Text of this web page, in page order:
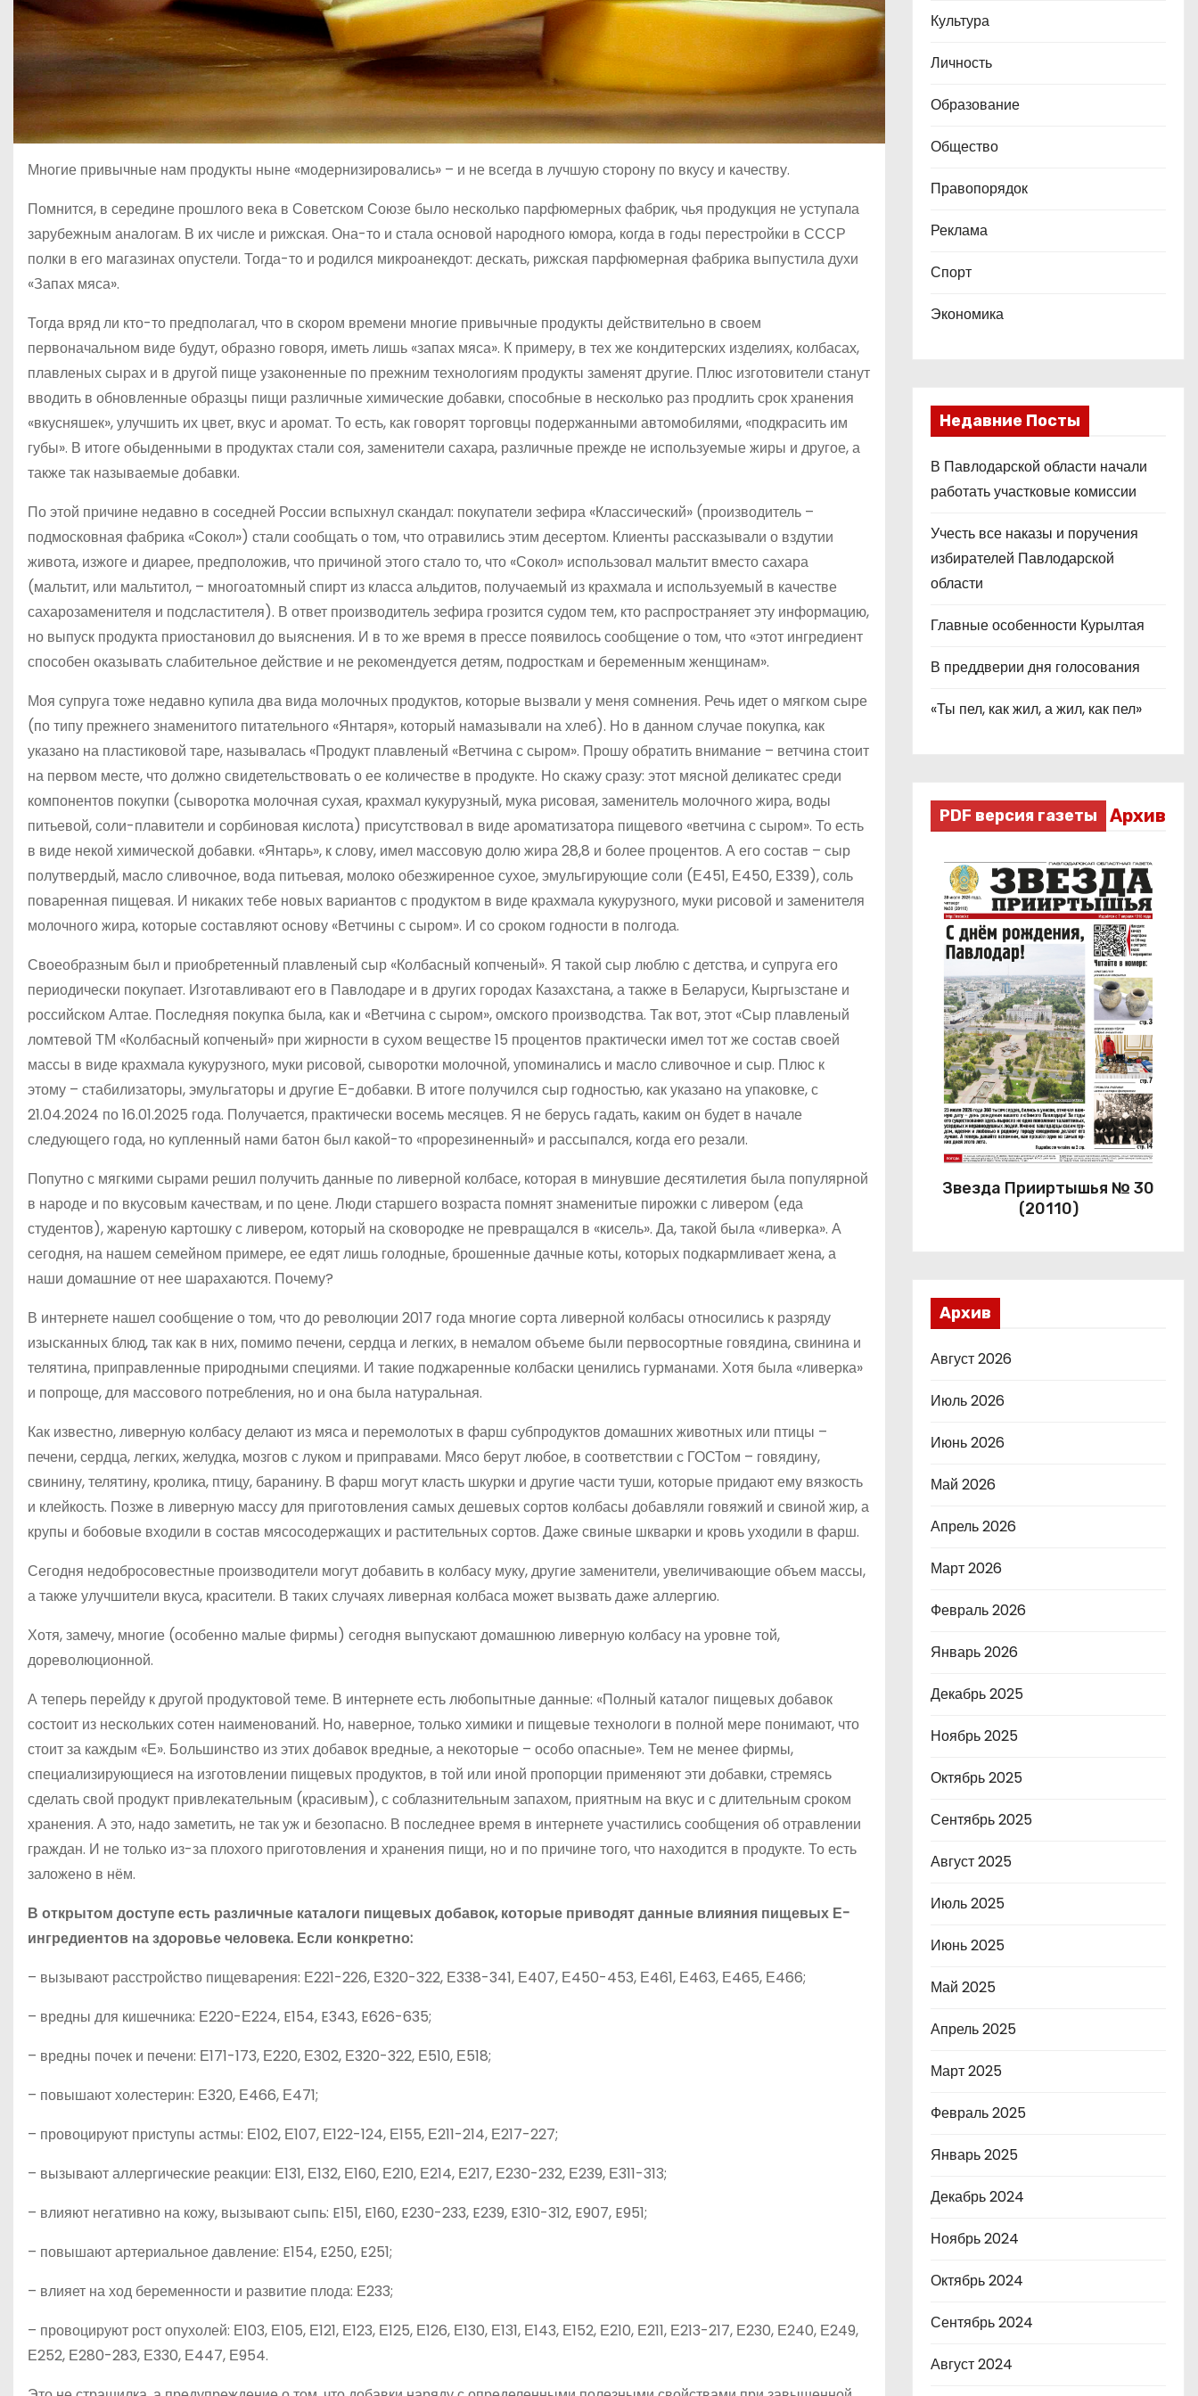
Многие привычные нам продукты ныне «модернизировались» – и не всегда в лучшую сторону по вкусу и качеству.
Помнится, в середине прошлого века в Советском Союзе было несколько парфюмерных фабрик, чья продукция не уступала
зарубежным аналогам. В их числе и рижская. Она-то и стала основой народного юмора, когда в годы перестройки в СССР
полки в его магазинах опустели. Тогда-то и родился микроанекдот: дескать, рижская парфюмерная фабрика выпустила духи
«Запах мяса».
Тогда вряд ли кто-то предполагал, что в скором времени многие привычные продукты действительно в своем
первоначальном виде будут, образно говоря, иметь лишь «запах мяса». К примеру, в тех же кондитерских изделиях, колбасах,
плавленых сырах и в другой пище узаконенные по прежним технологиям продукты заменят другие. Плюс изготовители станут
вводить в обновленные образцы пищи различные химические добавки, способные в несколько раз продлить срок хранения
«вкусняшек», улучшить их цвет, вкус и аромат. То есть, как говорят торговцы подержанными автомобилями, «подкрасить им
губы». В итоге обыденными в продуктах стали соя, заменители сахара, различные прежде не используемые жиры и другое, а
также так называемые добавки.
По этой причине недавно в соседней России вспыхнул скандал: покупатели зефира «Классический» (производитель –
подмосковная фабрика «Сокол») стали сообщать о том, что отравились этим десертом. Клиенты рассказывали о вздутии
живота, изжоге и диарее, предположив, что причиной этого стало то, что «Сокол» использовал мальтит вместо сахара
(мальтит, или мальтитол, – многоатомный спирт из класса альдитов, получаемый из крахмала и используемый в качестве
сахарозаменителя и подсластителя). В ответ производитель зефира грозится судом тем, кто распространяет эту информацию,
но выпуск продукта приостановил до выяснения. И в то же время в прессе появилось сообщение о том, что «этот ингредиент
способен оказывать слабительное действие и не рекомендуется детям, подросткам и беременным женщинам».
Моя супруга тоже недавно купила два вида молочных продуктов, которые вызвали у меня сомнения. Речь идет о мягком сыре
(по типу прежнего знаменитого питательного «Янтаря», который намазывали на хлеб). Но в данном случае покупка, как
указано на пластиковой таре, называлась «Продукт плавленый «Ветчина с сыром». Прошу обратить внимание – ветчина стоит
на первом месте, что должно свидетельствовать о ее количестве в продукте. Но скажу сразу: этот мясной деликатес среди
компонентов покупки (сыворотка молочная сухая, крахмал кукурузный, мука рисовая, заменитель молочного жира, воды
питьевой, соли-плавители и сорбиновая кислота) присутствовал в виде ароматизатора пищевого «ветчина с сыром». То есть
в виде некой химической добавки. «Янтарь», к слову, имел массовую долю жира 28,8 и более процентов. А его состав – сыр
полутвердый, масло сливочное, вода питьевая, молоко обезжиренное сухое, эмульгирующие соли (Е451, Е450, Е339), соль
поваренная пищевая. И никаких тебе новых вариантов с продуктом в виде крахмала кукурузного, муки рисовой и заменителя
молочного жира, которые составляют основу «Ветчины с сыром». И со сроком годности в полгода.
Своеобразным был и приобретенный плавленый сыр «Колбасный копченый». Я такой сыр люблю с детства, и супруга его
периодически покупает. Изготавливают его в Павлодаре и в других городах Казахстана, а также в Беларуси, Кыргызстане и
российском Алтае. Последняя покупка была, как и «Ветчина с сыром», омского производства. Так вот, этот «Сыр плавленый
ломтевой ТМ «Колбасный копченый» при жирности в сухом веществе 15 процентов практически имел тот же состав своей
массы в виде крахмала кукурузного, муки рисовой, сыворотки молочной, упоминались и масло сливочное и сыр. Плюс к
этому – стабилизаторы, эмульгаторы и другие Е-добавки. В итоге получился сыр годностью, как указано на упаковке, с
21.04.2024 по 16.01.2025 года. Получается, практически восемь месяцев. Я не берусь гадать, каким он будет в начале
следующего года, но купленный нами батон был какой-то «прорезиненный» и рассыпался, когда его резали.
Попутно с мягкими сырами решил получить данные по ливерной колбасе, которая в минувшие десятилетия была популярной
в народе и по вкусовым качествам, и по цене. Люди старшего возраста помнят знаменитые пирожки с ливером (еда
студентов), жареную картошку с ливером, который на сковородке не превращался в «кисель». Да, такой была «ливерка». А
сегодня, на нашем семейном примере, ее едят лишь голодные, брошенные дачные коты, которых подкармливает жена, а
наши домашние от нее шарахаются. Почему?
В интернете нашел сообщение о том, что до революции 2017 года многие сорта ливерной колбасы относились к разряду
изысканных блюд, так как в них, помимо печени, сердца и легких, в немалом объеме были первосортные говядина, свинина и
телятина, приправленные природными специями. И такие поджаренные колбаски ценились гурманами. Хотя была «ливерка»
и попроще, для массового потребления, но и она была натуральная.
Как известно, ливерную колбасу делают из мяса и перемолотых в фарш субпродуктов домашних животных или птицы –
печени, сердца, легких, желудка, мозгов с луком и приправами. Мясо берут любое, в соответствии с ГОСТом – говядину,
свинину, телятину, кролика, птицу, баранину. В фарш могут класть шкурки и другие части туши, которые придают ему вязкость
и клейкость. Позже в ливерную массу для приготовления самых дешевых сортов колбасы добавляли говяжий и свиной жир, а
крупы и бобовые входили в состав мясосодержащих и растительных сортов. Даже свиные шкварки и кровь уходили в фарш.
Сегодня недобросовестные производители могут добавить в колбасу муку, другие заменители, увеличивающие объем массы,
а также улучшители вкуса, красители. В таких случаях ливерная колбаса может вызвать даже аллергию.
Хотя, замечу, многие (особенно малые фирмы) сегодня выпускают домашнюю ливерную колбасу на уровне той,
дореволюционной.
А теперь перейду к другой продуктовой теме. В интернете есть любопытные данные: «Полный каталог пищевых добавок
состоит из нескольких сотен наименований. Но, наверное, только химики и пищевые технологи в полной мере понимают, что
стоит за каждым «Е». Большинство из этих добавок вредные, а некоторые – особо опасные». Тем не менее фирмы,
специализирующиеся на изготовлении пищевых продуктов, в той или иной пропорции применяют эти добавки, стремясь
сделать свой продукт привлекательным (красивым), с соблазнительным запахом, приятным на вкус и с длительным сроком
хранения. А это, надо заметить, не так уж и безопасно. В последнее время в интернете участились сообщения об отравлении
граждан. И не только из-за плохого приготовления и хранения пищи, но и по причине того, что находится в продукте. То есть
заложено в нём.
В открытом доступе есть различные каталоги пищевых добавок, которые приводят данные влияния пищевых Е-
ингредиентов на здоровье человека. Если конкретно:
– вызывают расстройство пищеварения: Е221-226, Е320-322, Е338-341, Е407, Е450-453, Е461, Е463, Е465, Е466;
– вредны для кишечника: Е220-Е224, E154, E343, E626-635;
– вредны почек и печени: Е171-173, Е220, Е302, Е320-322, Е510, Е518;
– повышают холестерин: Е320, Е466, Е471;
– провоцируют приступы астмы: Е102, Е107, Е122-124, Е155, Е211-214, Е217-227;
– вызывают аллергические реакции: Е131, Е132, Е160, Е210, Е214, Е217, Е230-232, Е239, Е311-313;
– влияют негативно на кожу, вызывают сыпь: E151, E160, E230-233, E239, E310-312, E907, E951;
– повышают артериальное давление: E154, E250, E251;
– влияет на ход беременности и развитие плода: Е233;
– провоцируют рост опухолей: Е103, Е105, Е121, Е123, Е125, Е126, Е130, Е131, Е143, Е152, Е210, Е211, Е213-217, Е230, Е240, Е249,
Е252, Е280-283, Е330, Е447, Е954.
Культура
Личность
Образование
Общество
Правопорядок
Реклама
Спорт
Экономика
Недавние Посты
В Павлодарской области начали
работать участковые комиссии
Учесть все наказы и поручения
избирателей Павлодарской
области
Главные особенности Курылтая
В преддверии дня голосования
«Ты пел, как жил, а жил, как пел»
PDF версия газеты Архив
Звезда Прииртышья № 30
(20110)
Архив
Август 2026
Июль 2026
Июнь 2026
Май 2026
Апрель 2026
Март 2026
Февраль 2026
Январь 2026
Декабрь 2025
Ноябрь 2025
Октябрь 2025
Сентябрь 2025
Август 2025
Июль 2025
Июнь 2025
Май 2025
Апрель 2025
Март 2025
Февраль 2025
Январь 2025
Декабрь 2024
Ноябрь 2024
Октябрь 2024
Сентябрь 2024
Август 2024